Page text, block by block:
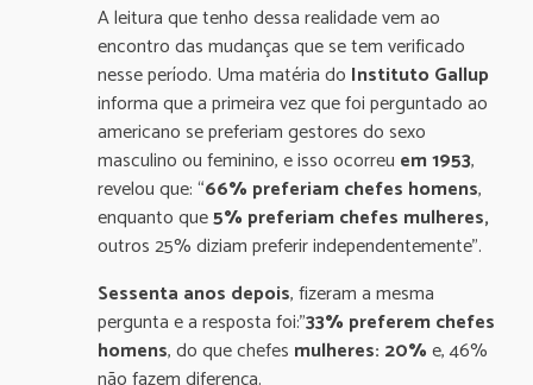
A leitura que tenho dessa realidade vem ao
encontro das mudanças que se tem verificado
nesse período. Uma matéria do Instituto Gallup
informa que a primeira vez que foi perguntado ao
americano se preferiam gestores do sexo
masculino ou feminino, e isso ocorreu em 1953,
revelou que: “66% preferiam chefes homens,
enquanto que5% preferiam chefes mulheres,
outros 25% diziam preferir independentemente”.
Sessenta anos depois, fizeram a mesma
pergunta e a resposta foi:”33% preferem chefes
homens, do que chefes mulheres: 20%e, 46%